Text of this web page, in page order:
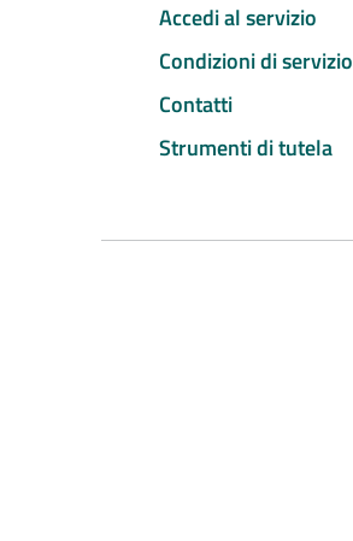
Accedi al servizio
Condizioni di servizio
Contatti
Strumenti di tutela